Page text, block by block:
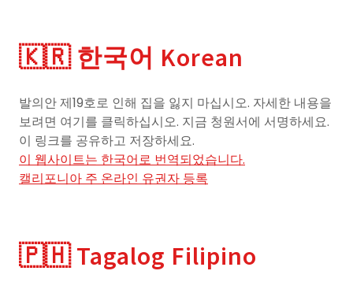
🇰🇷 한국어 Korean
발의안 제19호로 인해 집을 잃지 마십시오. 자세한 내용을
보려면 여기를 클릭하십시오. 지금 청원서에 서명하세요.
이 링크를 공유하고 저장하세요.
이 웹사이트는 한국어로 번역되었습니다.
캘리포니아 주 온라인 유권자 등록
🇵🇭 Tagalog Filipino